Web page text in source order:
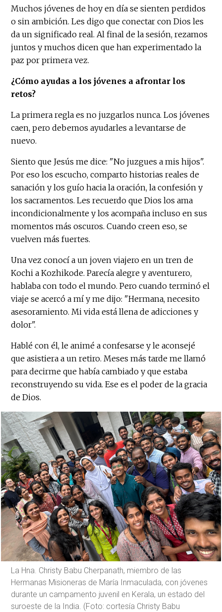
Muchos jóvenes de hoy en día se sienten perdidos
o sin ambición. Les digo que conectar con Dios les
da un significado real. Al final de la sesión, rezamos
juntos y muchos dicen que han experimentado la
paz por primera vez.
¿Cómo ayudas a los jóvenes a afrontar los
retos?
La primera regla es no juzgarlos nunca. Los jóvenes
caen, pero debemos ayudarles a levantarse de
nuevo.
Siento que Jesús me dice: "No juzgues a mis hijos".
Por eso los escucho, comparto historias reales de
sanación y los guío hacia la oración, la confesión y
los sacramentos. Les recuerdo que Dios los ama
incondicionalmente y los acompaña incluso en sus
momentos más oscuros. Cuando creen eso, se
vuelven más fuertes.
Una vez conocí a un joven viajero en un tren de
Kochi a Kozhikode. Parecía alegre y aventurero,
hablaba con todo el mundo. Pero cuando terminó el
viaje se acercó a mí y me dijo: "Hermana, necesito
asesoramiento. Mi vida está llena de adicciones y
dolor".
Hablé con él, le animé a confesarse y le aconsejé
que asistiera a un retiro. Meses más tarde me llamó
para decirme que había cambiado y que estaba
reconstruyendo su vida. Ese es el poder de la gracia
de Dios.
La Hna. Christy Babu Cherpanath, miembro de las
Hermanas Misioneras de María Inmaculada, con jóvenes
durante un campamento juvenil en Kerala, un estado del
suroeste de la India. (Foto: cortesía Christy Babu